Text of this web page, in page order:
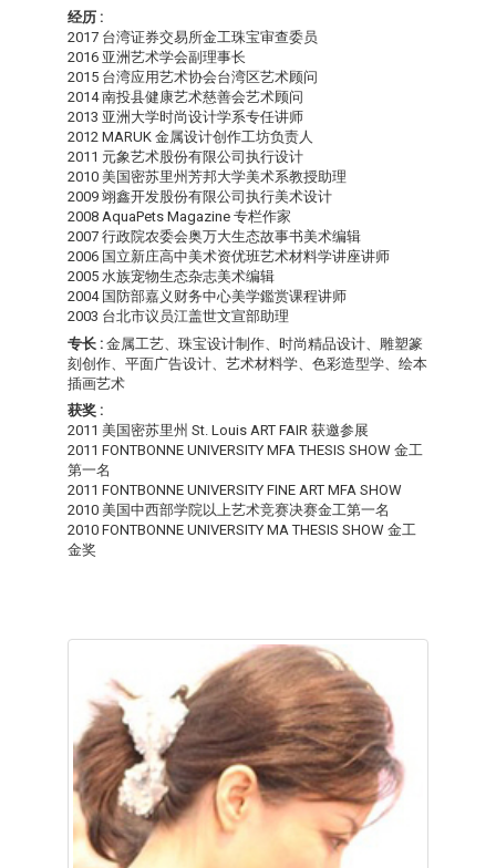
经历 :
2017 台湾证券交易所金工珠宝审查委员
2016 亚洲艺术学会副理事长
2015 台湾应用艺术协会台湾区艺术顾问
2014 南投县健康艺术慈善会艺术顾问
2013 亚洲大学时尚设计学系专任讲师
2012 MARUK 金属设计创作工坊负责人
2011 元象艺术股份有限公司执行设计
2010 美国密苏里州芳邦大学美术系教授助理
2009 翊鑫开发股份有限公司执行美术设计
2008 AquaPets Magazine 专栏作家
2007 行政院农委会奥万大生态故事书美术编辑
2006 国立新庄高中美术资优班艺术材料学讲座讲师
2005 水族宠物生态杂志美术编辑
2004 国防部嘉义财务中心美学鑑赏课程讲师
2003 台北市议员江盖世文宣部助理
专长 : 金属工艺、珠宝设计制作、时尚精品设计、雕塑篆
刻创作、平面广告设计、艺术材料学、色彩造型学、绘本
插画艺术
获奖 :
2011 美国密苏里州 St. Louis ART FAIR 获邀参展
2011 FONTBONNE UNIVERSITY MFA THESIS SHOW 金工
第一名
2011 FONTBONNE UNIVERSITY FINE ART MFA SHOW
2010 美国中西部学院以上艺术竞赛决赛金工第一名
2010 FONTBONNE UNIVERSITY MA THESIS SHOW 金工
金奖